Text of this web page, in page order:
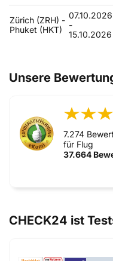
Zürich (ZRH) -
Phuket (HKT)
07.10.2026
-
15.10.2026
Unsere
7.274
für Flug
37.664
CHECK24 ist